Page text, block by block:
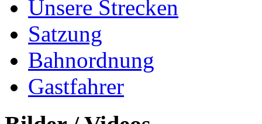
Unsere Strecken
Satzung
Bahnordnung
Gastfahrer